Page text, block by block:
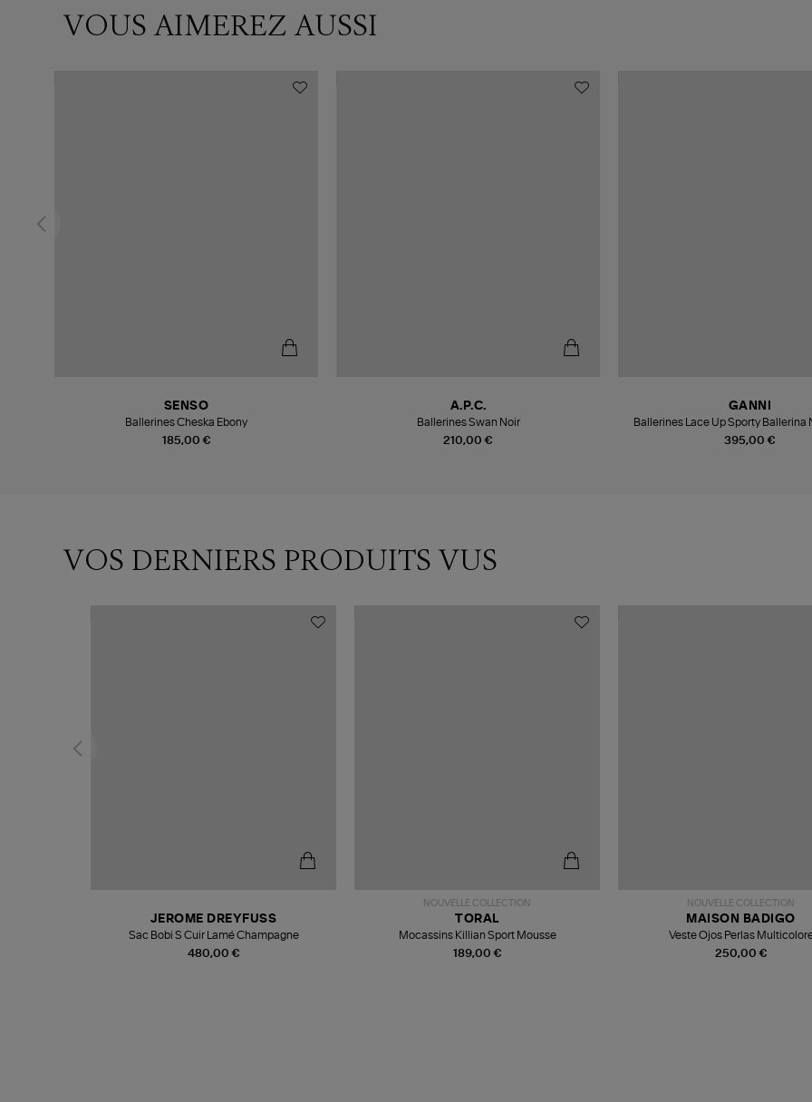
VOUS AIMEREZ AUSSI
185,00 €
SENSO
Ballerines Cheska Ebony
210,00 €
A.P.C.
Ballerines Swan Noir
395,00 €
GANNI
Ballerines Lace Up Sporty Ballerina
VOS DERNIERS PRODUITS VUS
480,00 €
JEROME DREYFUSS
Sac Bobi S Cuir Lamé Champagne
NOUVELLE COLLECTION
189,00 €
TORAL
Mocassins Killian Sport Mousse
NOUVELLE COLLECTION
250,00 €
MAISON BADIGO
Veste Ojos Perlas